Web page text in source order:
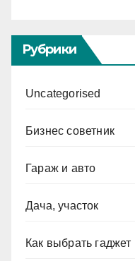
Рубрики
Uncategorised
Бизнес советник
Гараж и авто
Дача, участок
Как выбрать гаджет